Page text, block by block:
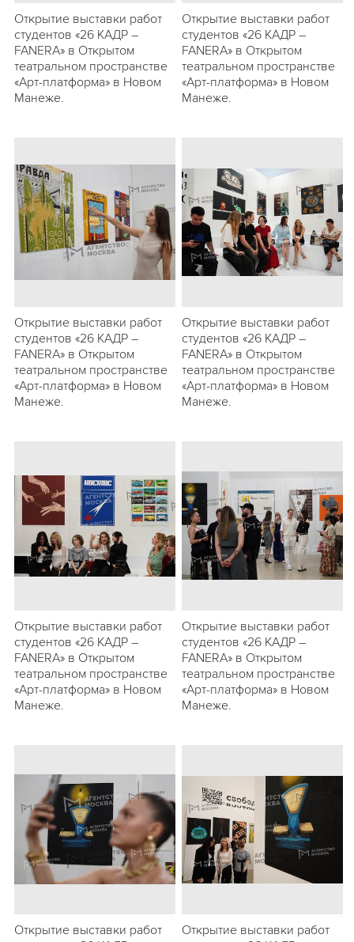
Открытие выставки работ
студентов «26 КАДР –
FANERA» в Открытом
театральном пространстве
«Арт-платформа» в Новом
Манеже.
Открытие выставки работ
студентов «26 КАДР –
FANERA» в Открытом
театральном пространстве
«Арт-платформа» в Новом
Манеже.
Открытие выставки работ
студентов «26 КАДР –
FANERA» в Открытом
театральном пространстве
«Арт-платформа» в Новом
Манеже.
Открытие выставки работ
студентов «26 КАДР –
FANERA» в Открытом
театральном пространстве
«Арт-платформа» в Новом
Манеже.
Открытие выставки работ
студентов «26 КАДР –
FANERA» в Открытом
театральном пространстве
«Арт-платформа» в Новом
Манеже.
Открытие выставки работ
студентов «26 КАДР –
FANERA» в Открытом
театральном пространстве
«Арт-платформа» в Новом
Манеже.
Открытие выставки работ
Открытие выставки работ